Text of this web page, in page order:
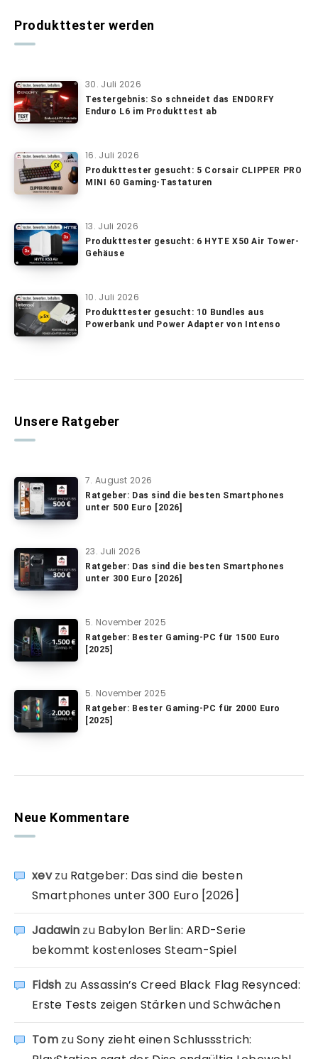
Produkttester werden
30. Juli 2026
Testergebnis: So schneidet das ENDORFY
Enduro L6 im Produkttest ab
16. Juli 2026
Produkttester gesucht: 5 Corsair CLIPPER PRO
MINI 60 Gaming-Tastaturen
13. Juli 2026
Produkttester gesucht: 6 HYTE X50 Air Tower-
Gehäuse
10. Juli 2026
Produkttester gesucht: 10 Bundles aus
Powerbank und Power Adapter von Intenso
Unsere Ratgeber
7. August 2026
Ratgeber: Das sind die besten Smartphones
unter 500 Euro [2026]
23. Juli 2026
Ratgeber: Das sind die besten Smartphones
unter 300 Euro [2026]
5. November 2025
Ratgeber: Bester Gaming-PC für 1500 Euro
[2025]
5. November 2025
Ratgeber: Bester Gaming-PC für 2000 Euro
[2025]
Neue Kommentare
xevzu Ratgeber: Das sind die besten
Smartphones unter 300 Euro [2026]
Jadawin zu Babylon Berlin: ARD-Serie
bekommt kostenloses Steam-Spiel
Fidsh zu Assassin’s Creed Black Flag Resynced:
Erste Tests zeigen Stärken und Schwächen
TomzuSony zieht einen Schlussstrich: